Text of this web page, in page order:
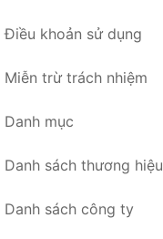
Điều khoản sử dụng
Miễn trừ trách nhiệm
Danh mục
Danh sách thương hiệu
Danh sách công ty